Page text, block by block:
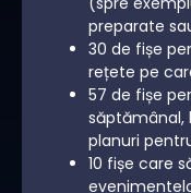
preparate
30 de fișe
rețete pe
57 de fișe
săptămânal,
planuri
10 fișe care